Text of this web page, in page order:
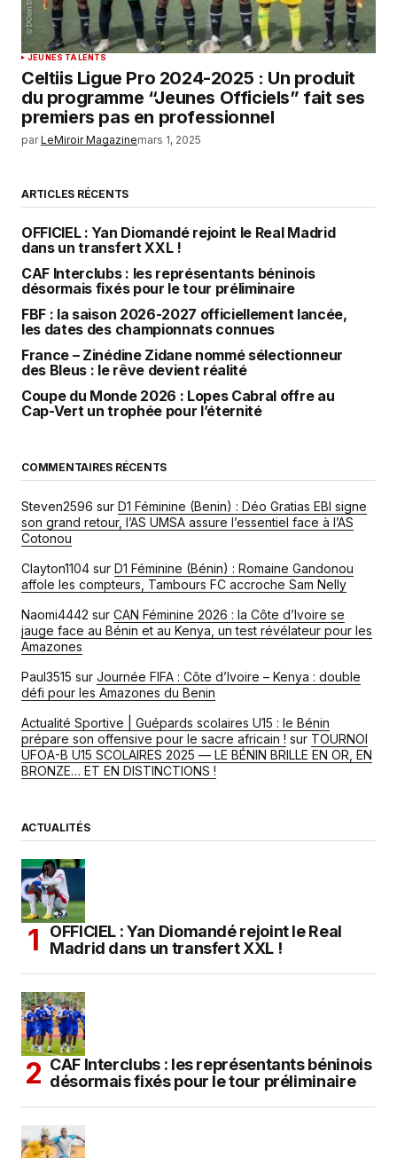
JEUNES TALENTS
Celtiis Ligue Pro 2024-2025 : Un produit
du programme “Jeunes Officiels” fait ses
premiers pas en professionnel
par LeMiroir Magazinemars 1, 2025
ARTICLES RÉCENTS
OFFICIEL : Yan Diomandé rejoint le Real Madrid
dans un transfert XXL !
CAF Interclubs : les représentants béninois
désormais fixés pour le tour préliminaire
FBF : la saison 2026-2027 officiellement lancée,
les dates des championnats connues
France – Zinédine Zidane nommé sélectionneur
des Bleus : le rêve devient réalité
Coupe du Monde 2026 : Lopes Cabral offre au
Cap-Vert un trophée pour l’éternité
COMMENTAIRES RÉCENTS
Steven2596 sur D1 Féminine (Benin) : Déo Gratias EBI signe
son grand retour, l’AS UMSA assure l’essentiel face à l’AS
Cotonou
Clayton1104 sur D1 Féminine (Bénin) : Romaine Gandonou
affole les compteurs, Tambours FC accroche Sam Nelly
Naomi4442 sur CAN Féminine 2026 : la Côte d’Ivoire se
jauge face au Bénin et au Kenya, un test révélateur pour les
Amazones
Paul3515 sur Journée FIFA : Côte d’Ivoire – Kenya : double
défi pour les Amazones du Benin
Actualité Sportive | Guépards scolaires U15 : le Bénin
prépare son offensive pour le sacre africain ! sur TOURNOI
UFOA-B U15 SCOLAIRES 2025 — LE BÉNIN BRILLE EN OR, EN
BRONZE… ET EN DISTINCTIONS !
ACTUALITÉS
OFFICIEL : Yan Diomandé rejoint le Real
Madrid dans un transfert XXL !
CAF Interclubs : les représentants béninois
désormais fixés pour le tour préliminaire